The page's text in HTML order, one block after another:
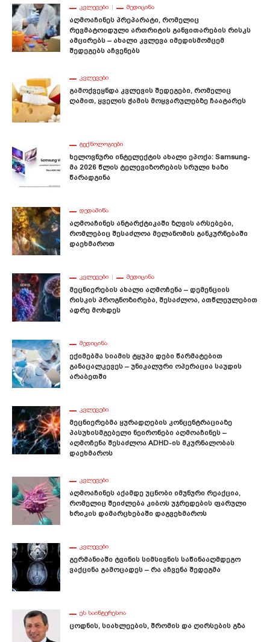
ᲙᲕᲚᲔᲕᲔᲑᲘ ᲛᲔᲓᲘᲪᲘᲜᲐ
Აღმოაჩინეს Პრეპარატი, Რომელიც
Რევმატოიდული Ართრიტის Განვითარების Რისკს
Ამცირებს – Ახალი Კვლევა Იმედისმომცემ
Შედეგებს Აჩვენებს
ᲙᲕᲚᲔᲕᲔᲑᲘ
Გამოქვეყნდა Კვლევის Შედეგები, Რომელიც
Ღამით, Ყველის Ჭამის Მოყვარულებზე Ჩაატარეს
ᲢᲔᲥᲜᲝᲚᲝᲒᲘᲔᲑᲘ
Ხელოვნური Ინტელექტის Ახალი Ეპოქა: Samsung-
Მა 2026 Წლის Ტელევიზორების Სრული Ხაზი
Წარადგინა
ᲓᲔᲓᲐᲛᲘᲬᲐ
Აღმოაჩინეს Ანტარქტიკაში Ზღვის Არსებები,
Რომლებიც Შესაძლოა Მელანომის Განკურნებაში
Დაეხმაროთ
ᲙᲕᲚᲔᲕᲔᲑᲘ ᲛᲔᲓᲘᲪᲘᲜᲐ
Მეცნიერების Ახალი Აღმოჩენა – Დემენციის
Რისკის Პროგნოზირება, Შესაძლოა, Ათწლეულებით
Ადრე Მოხდეს
ᲛᲔᲓᲘᲪᲘᲜᲐ
Ექიმებმა Სიამის Ტყუპი Დები Წარმატებით
Განაცალკევეს – Უნიკალური Ოპერაცია Საუდის
Არაბეთში
ᲙᲕᲚᲔᲕᲔᲑᲘ
Მეცნიერებმა Ყურადღების Კონცენტრაციაზე
Პასუხისმგებელი Ნეირონები Აღმოაჩინეს –
Აღმოჩენა Შესაძლოა ADHD-Ის Მკურნალობას
Დაეხმაროს
ᲙᲕᲚᲔᲕᲔᲑᲘ
Აღმოაჩინეს Აქამდე Უცნობი Იმუნური Რეაქცია,
Რომელიც Შეიძლება Კიბოს Უჯრედების Ფარული
Ხრიკის Დამარცხებაში Დაგვეხმაროს
ᲙᲕᲚᲔᲕᲔᲑᲘ
Გერმანიაში Ტვინის Სიმსივნის Საწინააღმდეგო
Ვაქცინა Გამოცადეს – Რა Აჩვენა Შედეგმა
ᲔᲡ ᲡᲐᲘᲜᲢᲔᲠᲔᲡᲝᲐ
Ცოდნის, Სიახლეების, Შრომის Და Ღირსების Გზა